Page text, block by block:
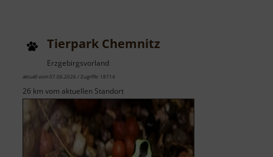
Tierpark Chemnitz
Erzgebirgsvorland
aktuell vom 07.06.2026 / Zugriffe: 18714
26 km vom aktuellen Standort